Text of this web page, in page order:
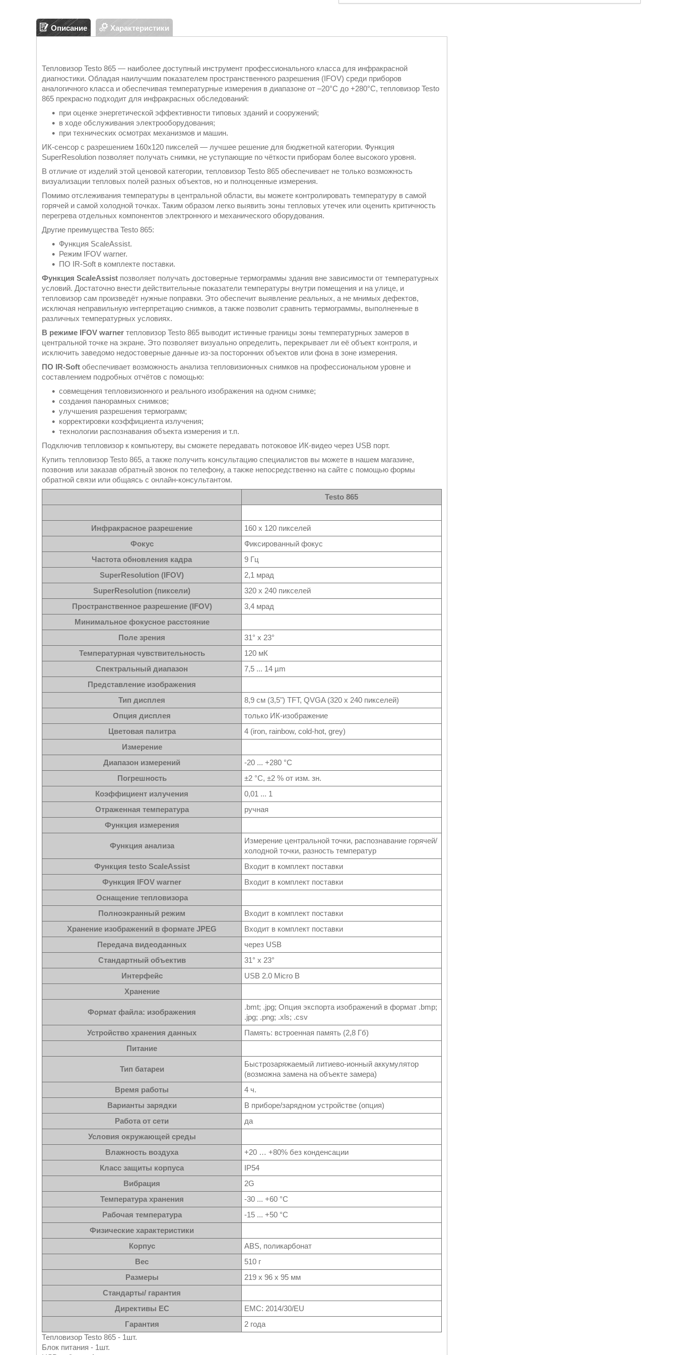
Описание Характеристики
Тепловизор Testo 865 — наиболее доступный инструмент профессионального класса для инфракрасной
диагностики. Обладая наилучшим показателем пространственного разрешения (IFOV) среди приборов
аналогичного класса и обеспечивая температурные измерения в диапазоне от –20°С до +280°С, тепловизор Testo
865 прекрасно подходит для инфракрасных обследований:
при оценке энергетической эффективности типовых зданий и сооружений;
в ходе обслуживания электрооборудования;
при технических осмотрах механизмов и машин.
ИК-сенсор с разрешением 160x120 пикселей — лучшее решение для бюджетной категории. Функция
SuperResolution позволяет получать снимки, не уступающие по чёткости приборам более высокого уровня.
В отличие от изделий этой ценовой категории, тепловизор Testo 865 обеспечивает не только возможность
визуализации тепловых полей разных объектов, но и полноценные измерения.
Помимо отслеживания температуры в центральной области, вы можете контролировать температуру в самой
горячей и самой холодной точках. Таким образом легко выявить зоны тепловых утечек или оценить критичность
перегрева отдельных компонентов электронного и механического оборудования.
Другие преимущества Testo 865:
Функция ScaleAssist.
Режим IFOV warner.
ПО IR-Soft в комплекте поставки.
Функция ScaleAssist позволяет получать достоверные термограммы здания вне зависимости от температурных
условий. Достаточно внести действительные показатели температуры внутри помещения и на улице, и
тепловизор сам произведёт нужные поправки. Это обеспечит выявление реальных, а не мнимых дефектов,
исключая неправильную интерпретацию снимков, а также позволит сравнить термограммы, выполненные в
различных температурных условиях.
В режиме IFOV warner тепловизор Testo 865 выводит истинные границы зоны температурных замеров в
центральной точке на экране. Это позволяет визуально определить, перекрывает ли её объект контроля, и
исключить заведомо недостоверные данные из-за посторонних объектов или фона в зоне измерения.
ПО IR-Soft обеспечивает возможность анализа тепловизионных снимков на профессиональном уровне и
составлением подробных отчётов с помощью:
совмещения тепловизионного и реального изображения на одном снимке;
создания панорамных снимков;
улучшения разрешения термограмм;
корректировки коэффициента излучения;
технологии распознавания объекта измерения и т.п.
Подключив тепловизор к компьютеру, вы сможете передавать потоковое ИК-видео через USB порт.
Купить тепловизор Testo 865, а также получить консультацию специалистов вы можете в нашем магазине,
позвонив или заказав обратный звонок по телефону, а также непосредственно на сайте с помощью формы
обратной связи или общаясь с онлайн-консультантом.
Testo 865
Инфракрасное разрешение
160 x 120 пикселей
Фокус
Фиксированный фокус
Частота обновления кадра
9 Гц
SuperResolution (IFOV)
2,1 мрад
SuperResolution (пиксели)
320 x 240 пикселей
Пространственное разрешение (IFOV)
3,4 мрад
Минимальное фокусное расстояние
Поле зрения
31° x 23°
Температурная чувствительность
120 мК
Спектральный диапазон
7,5 ... 14 µm
Представление изображения
Тип дисплея
8,9 см (3,5") TFT, QVGA (320 x 240 пикселей)
Опция дисплея
только ИК-изображение
Цветовая палитра
4 (iron, rainbow, cold-hot, grey)
Измерение
Диапазон измерений
-20 ... +280 °C
Погрешность
±2 °C, ±2 % от изм. зн.
Коэффициент излучения
0,01 ... 1
Отраженная температура
ручная
Функция измерения
Функция анализа
Измерение центральной точки, распознавание горячей/
холодной точки, разность температур
Функция testo ScaleAssist
Входит в комплект поставки
Функция IFOV warner
Входит в комплект поставки
Оснащение тепловизора
Полноэкранный режим
Входит в комплект поставки
Хранение изображений в формате JPEG
Входит в комплект поставки
Передача видеоданных
через USB
Стандартный объектив
31° x 23°
Интерфейс
USB 2.0 Micro B
Хранение
Формат файла: изображения
.bmt; .jpg; Опция экспорта изображений в формат .bmp;
.jpg; .png; .xls; .csv
Устройство хранения данных
Память: встроенная память (2,8 Гб)
Питание
Тип батареи
Быстрозаряжаемый литиево-ионный аккумулятор
(возможна замена на объекте замера)
Время работы
4 ч.
Варианты зарядки
В приборе/зарядном устройстве (опция)
Работа от сети
да
Условия окружающей среды
Влажность воздуха
+20 … +80% без конденсации
Класс защиты корпуса
IP54
Вибрация
2G
Температура хранения
-30 ... +60 °C
Рабочая температура
-15 ... +50 °C
Физические характеристики
Корпус
ABS, поликарбонат
Вес
510 г
Размеры
219 x 96 x 95 мм
Стандарты/ гарантия
Директивы ЕС
EMC: 2014/30/EU
Гарантия
2 года
Тепловизор Testo 865 - 1шт.
Блок питания - 1шт.